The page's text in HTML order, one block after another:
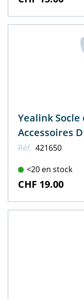
Yealink Socle de recharge CCD-W59R –
Accessoires
Réf. 421650
<20 en stock
CHF 19.00